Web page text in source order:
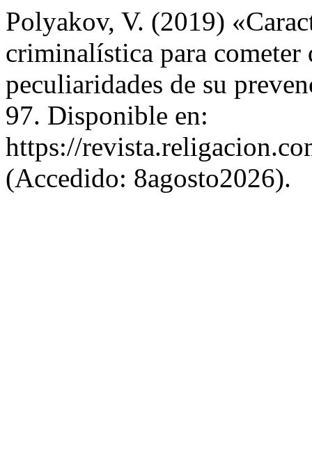
Polyakov, V. (2019)
criminalística para
peculiaridades de su
97. Disponible en:
https://
(Accedido: 8agosto2026).